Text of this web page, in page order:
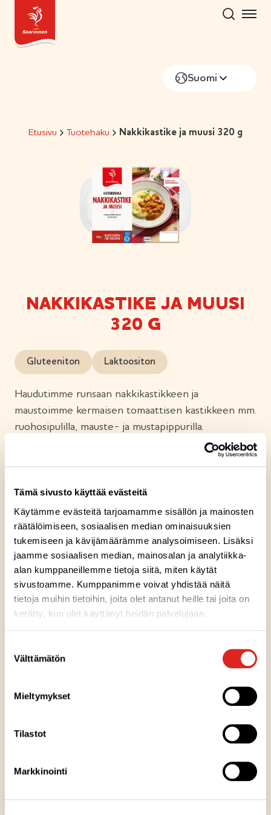
Tämä sivusto käyttää evästeitä
Käytämme evästeitä tarjoamamme sisällön ja mainosten
räätälöimiseen, sosiaalisen median ominaisuuksien
tukemiseen ja kävijämäärämme analysoimiseen. Lisäksi
jaamme sosiaalisen median, mainosalan ja analytiikka-
alan kumppaneillemme tietoja siitä, miten käytät
sivustoamme. Kumppanimme voivat yhdistää näitä
tietoja muihin tietoihin, joita olet antanut heille tai joita on
kerätty, kun olet käyttänyt heidän palvelujaan.
valinta
Välttämätön
Mieltymykset
Tilastot
Markkinointi
Hyppää
sisältöön
Suomi
Etusivu Tuotehaku Nakkikastike ja muusi 320 g
NAKKIKASTIKE JA MUUSI
320 G
Gluteeniton Laktoositon
Haudutimme runsaan nakkikastikkeen ja
maustoimme kermaisen tomaattisen kastikkeen mm.
ruohosipulilla, mauste- ja mustapippurilla.
perunamuusin kanssa. Kuorettomat nakkipalat on
ruokalaji on monen lempiruoka.
Ainesosat
Kuumennusohje
Säilytysohje